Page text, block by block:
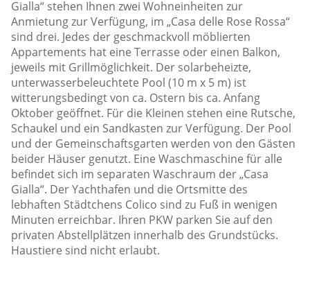
Gialla“ stehen Ihnen zwei Wohneinheiten zur
Anmietung zur Verfügung, im „Casa delle Rose Rossa“
sind drei. Jedes der geschmackvoll möblierten
Appartements hat eine Terrasse oder einen Balkon,
jeweils mit Grillmöglichkeit. Der solarbeheizte,
unterwasserbeleuchtete Pool (10 m x 5 m) ist
witterungsbedingt von ca. Ostern bis ca. Anfang
Oktober geöffnet. Für die Kleinen stehen eine Rutsche,
Schaukel und ein Sandkasten zur Verfügung. Der Pool
und der Gemeinschaftsgarten werden von den Gästen
beider Häuser genutzt. Eine Waschmaschine für alle
befindet sich im separaten Waschraum der „Casa
Gialla“. Der Yachthafen und die Ortsmitte des
lebhaften Städtchens Colico sind zu Fuß in wenigen
Minuten erreichbar. Ihren PKW parken Sie auf den
privaten Abstellplätzen innerhalb des Grundstücks.
Haustiere sind nicht erlaubt.